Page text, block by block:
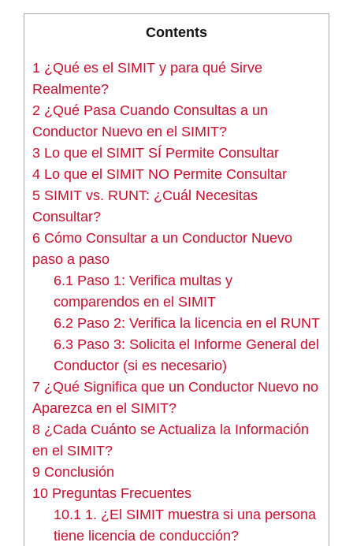
Contents
1 ¿Qué es el SIMIT y para qué Sirve
Realmente?
2 ¿Qué Pasa Cuando Consultas a un
Conductor Nuevo en el SIMIT?
3 Lo que el SIMIT SÍ Permite Consultar
4 Lo que el SIMIT NO Permite Consultar
5 SIMIT vs. RUNT: ¿Cuál Necesitas
Consultar?
6 Cómo Consultar a un Conductor Nuevo
paso a paso
6.1 Paso 1: Verifica multas y
comparendos en el SIMIT
6.2 Paso 2: Verifica la licencia en el RUNT
6.3 Paso 3: Solicita el Informe General del
Conductor (si es necesario)
7 ¿Qué Significa que un Conductor Nuevo no
Aparezca en el SIMIT?
8 ¿Cada Cuánto se Actualiza la Información
en el SIMIT?
9 Conclusión
10 Preguntas Frecuentes
10.1 1. ¿El SIMIT muestra si una persona
tiene licencia de conducción?